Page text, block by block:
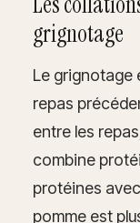
grignotage
Le grignotage
repas
entre les
combine
protéines
pomme est